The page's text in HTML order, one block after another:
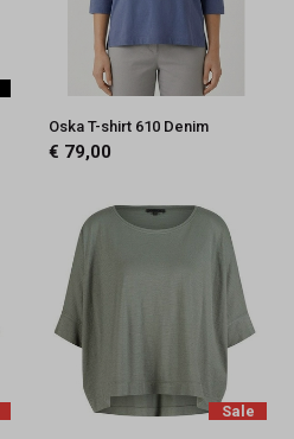
Oska T-shirt 610 Denim
€ 79,00
Sale